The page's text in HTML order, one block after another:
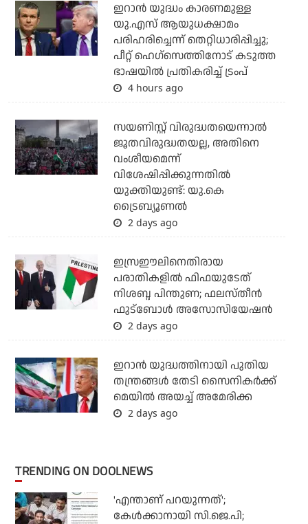
ഇറാന്‍ യുദ്ധം കാരണമുള്ള
യു.എസ് ആയുധക്ഷാമം
പരിഹരിച്ചെന്ന് തെറ്റിധാരിപ്പിച്ചു;
പീറ്റ് ഹെഗ്‌സെത്തിനോട് കടുത്ത
ഭാഷയില്‍ പ്രതികരിച്ച് ട്രംപ്
4 hours ago
സയണിസ്റ്റ് വിരുദ്ധതയെന്നാല്‍
ജൂതവിരുദ്ധതയല്ല, അതിനെ
വംശീയമെന്ന്
വിശേഷിപ്പിക്കുന്നതില്‍
യുക്തിയുണ്ട്: യു.കെ
ട്രൈബ്യൂണല്‍
2 days ago
ഇസ്രഈലിനെതിരായ
പരാതികളില്‍ ഫിഫയുടേത്
നിശബ്ദ പിന്തുണ; ഫലസ്തീന്‍
ഫുട്‌ബോള്‍ അസോസിയേഷന്‍
2 days ago
ഇറാന്‍ യുദ്ധത്തിനായി പുതിയ
തന്ത്രങ്ങള്‍ തേടി സൈനികര്‍ക്ക്
മെയില്‍ അയച്ച് അമേരിക്ക
2 days ago
TRENDING ON DOOLNEWS
'എന്താണ് പറയുന്നത്';
കേള്‍ക്കാനായി സി.ജെ.പി;